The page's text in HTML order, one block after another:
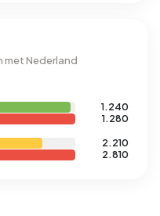
met Nederland
1.240
1.280
2.210
2.810